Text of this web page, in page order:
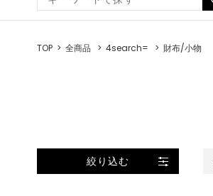
TOP 全商品 4search= 財布/小物
絞り込む